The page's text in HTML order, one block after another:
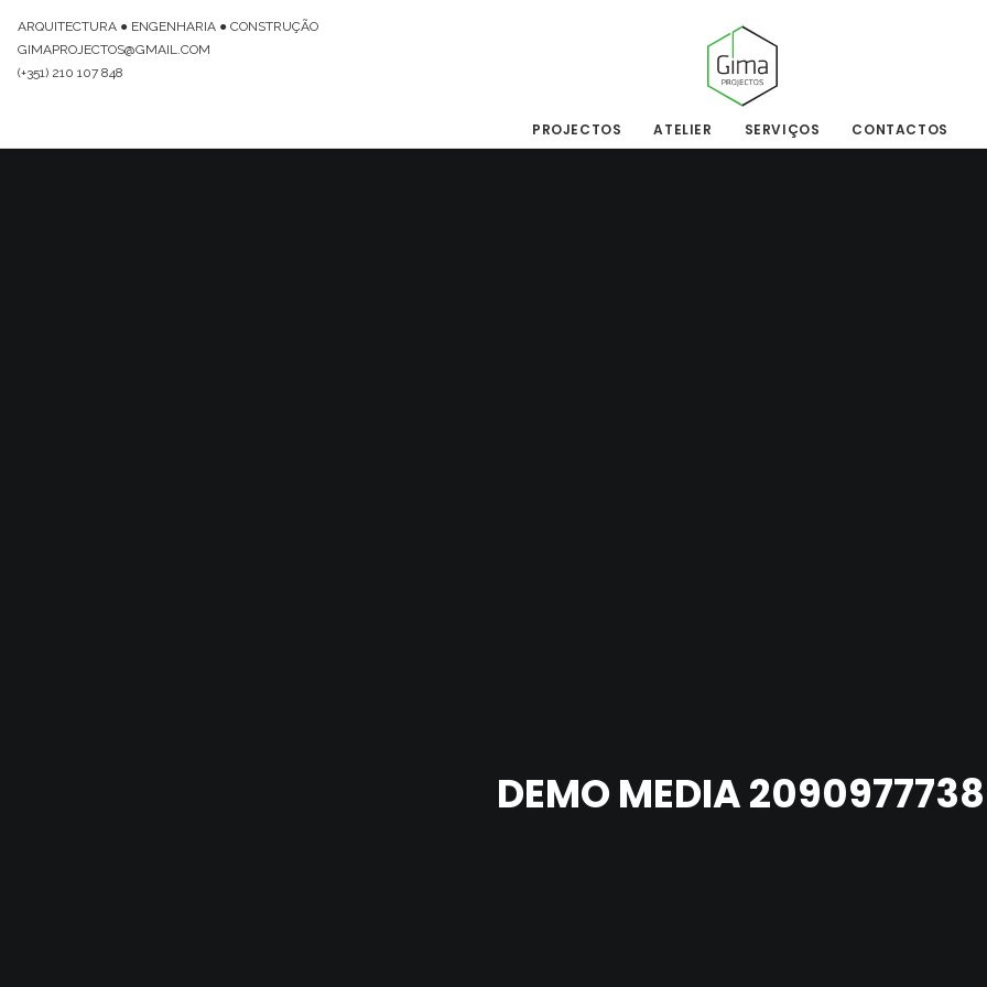
ARQUITECTURA ● ENGENHARIA ● CONSTRUÇÃO
GIMAPROJECTOS@GMAIL.COM
(+351) 210 107 848
PROJECTOS ATELIER SERVIÇOS CONTACTOS
DEMO MEDIA 2090977738